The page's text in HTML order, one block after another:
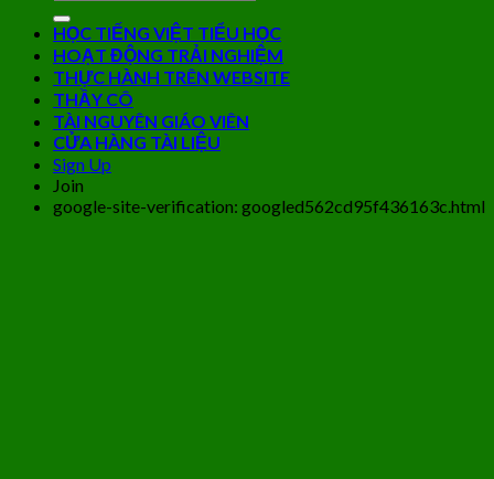
HỌC TIẾNG VIỆT TIỂU HỌC
HOẠT ĐỘNG TRẢI NGHIỆM
THỰC HÀNH TRÊN WEBSITE
THẦY CÔ
TÀI NGUYÊN GIÁO VIÊN
CỬA HÀNG TÀI LIỆU
Sign Up
Join
google-site-verification: googled562cd95f436163c.html